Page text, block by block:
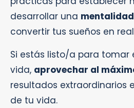
desarrollar una
convertir tus sueños en
Si estás listo/a para tomar
vida, aprovechar al
resultados extraordinarios
de tu vida.